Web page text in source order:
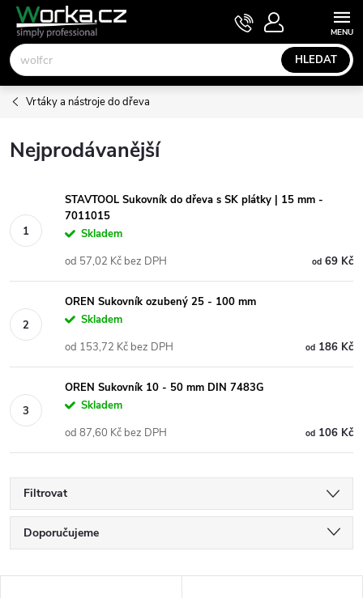
Přejít
obsah
HLEDAT
NÁKUPNÍ
KOŠÍK
Vrtáky a nástroje do dřeva
Nejprodávanější
STAVTOOL Sukovník do dřeva s SK plátky | 15 mm -
7011015
Skladem
od69 Kč
od 57,02 Kč bez DPH
OREN Sukovník ozubený 25 - 100 mm
Skladem
od186 Kč
od 153,72 Kč bez DPH
OREN Sukovník 10 - 50 mm DIN 7483G
Skladem
od106 Kč
od 87,60 Kč bez DPH
Filtrovat
Ř
a
Doporučujeme